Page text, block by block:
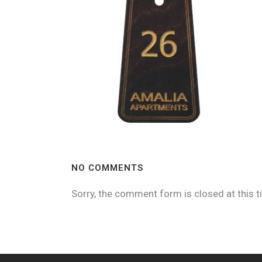
NO COMMENTS
Sorry, the comment form is closed at this